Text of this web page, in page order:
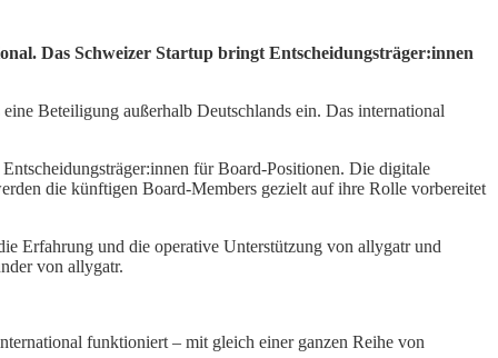
Das Schweizer Startup bringt Entscheidungsträger:innen
Beteiligung außerhalb Deutschlands ein. Das international
für Board-Positionen. Die digitale
die künftigen Board-Members gezielt auf ihre Rolle vorbereitet
Erfahrung und die operative Unterstützung von allygatr und
von allygatr.
funktioniert – mit gleich einer ganzen Reihe von